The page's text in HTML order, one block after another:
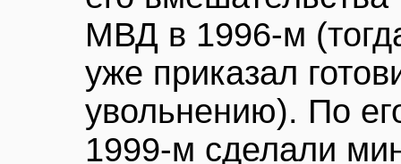
МВД в 1996-м
уже приказал
увольнению). По
1999-м сделали